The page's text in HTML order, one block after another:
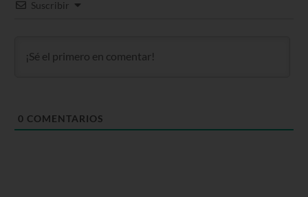
Suscribir
0 COMENTARIOS